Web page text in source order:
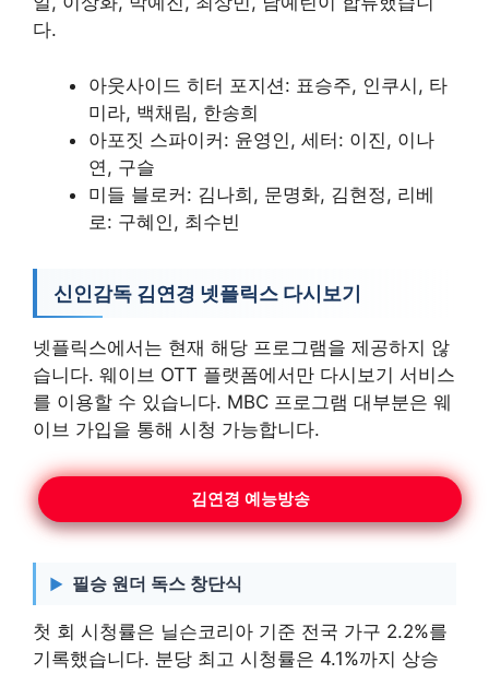
다.
아웃사이드 히터 포지션: 표승주, 인쿠시, 타
미라, 백채림, 한송희
아포짓 스파이커: 윤영인, 세터: 이진, 이나
연, 구슬
미들 블로커: 김나희, 문명화, 김현정, 리베
로: 구혜인, 최수빈
신인감독 김연경 넷플릭스 다시보기
넷플릭스에서는 현재 해당 프로그램을 제공하지 않
습니다. 웨이브 OTT 플랫폼에서만 다시보기 서비스
를 이용할 수 있습니다. MBC 프로그램 대부분은 웨
이브 가입을 통해 시청 가능합니다.
김연경 예능방송
필승 원더 독스 창단식
첫 회 시청률은 닐슨코리아 기준 전국 가구 2.2%를
기록했습니다. 분당 최고 시청률은 4.1%까지 상승